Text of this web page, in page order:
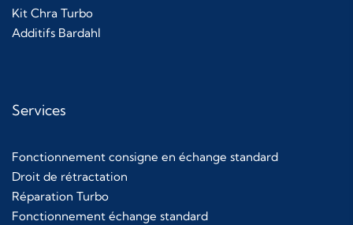
Kit Chra Turbo
Additifs Bardahl
Services
Fonctionnement consigne en échange standard
Droit de rétractation
Réparation Turbo
Fonctionnement échange standard